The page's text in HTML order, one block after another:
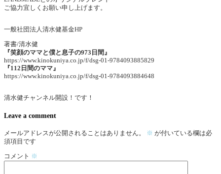
ご協力宜しくお願い申し上げます。
一般社団法人清水健基金HP
著書/清水健
『笑顔のママと僕と息子の973日間』
https://www.kinokuniya.co.jp/f/dsg-01-9784093885829
『112日間のママ』
https://www.kinokuniya.co.jp/f/dsg-01-9784093884648
清水健チャンネル開設！です！
Leave a comment
メールアドレスが公開されることはありません。 ※ が付いている欄は必
須項目です
コメント ※